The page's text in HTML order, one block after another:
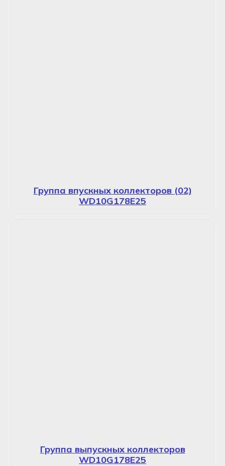
Группа впускных коллекторов (02)
WD10G178E25
Группа выпускных коллекторов
WD10G178E25